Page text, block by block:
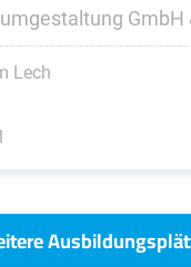
GmbH
Lech